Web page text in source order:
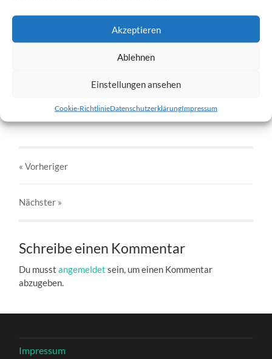
Akzeptieren
Ablehnen
Einstellungen ansehen
Cookie-RichtlinieDatenschutzerklärungImpressum
« Vorheriger
Nächster »
Schreibe einen Kommentar
Du musstangemeldet sein, um einen Kommentar
abzugeben.
Impressum